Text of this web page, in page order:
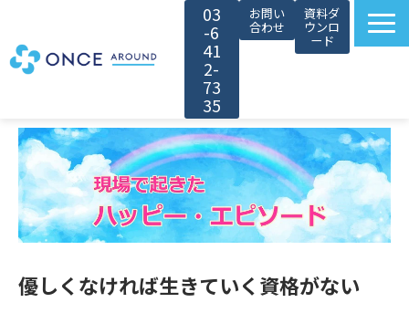
03
-6
41
2-
73
35
お問い
合わせ
資料ダ
ウンロ
ード
選ばれる理由
サービス紹介
対象者別カスタマイズ
導入事例
お役立ち情報
優しくなければ生きていく資格がない